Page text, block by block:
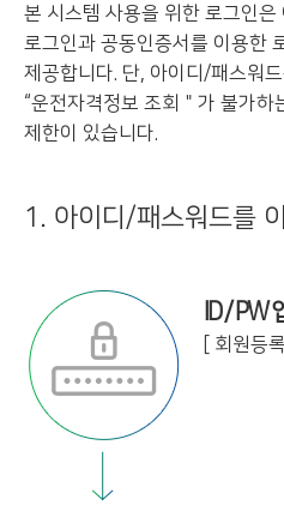
본 시스템 사용을 위한 로그인
로그인과 공동인증서를 이용한
제공합니다. 단, 아이디/패스워
“운전자격정보 조회＂가 불가하
제한이 있습니다.
1. 아이디/패스워드를
ID / PW
[ 회원등